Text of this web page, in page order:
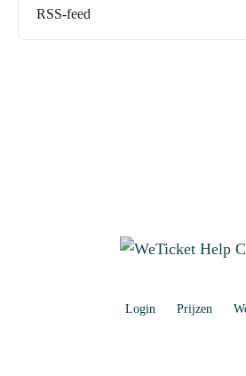
RSS-feed
Login Prijzen